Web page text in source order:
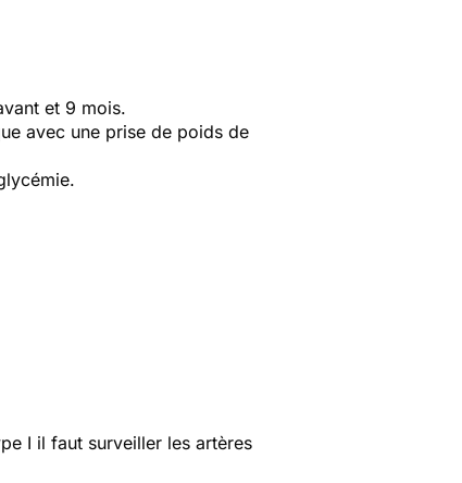
et 9 mois.
avec une prise de poids de
I il faut surveiller les artères